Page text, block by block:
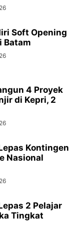
Soft Opening
Batam
4 Proyek
di Kepri, 2
Kontingen
Nasional
2 Pelajar
Tingkat